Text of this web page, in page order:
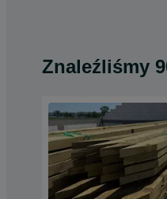
Znaleźliśmy